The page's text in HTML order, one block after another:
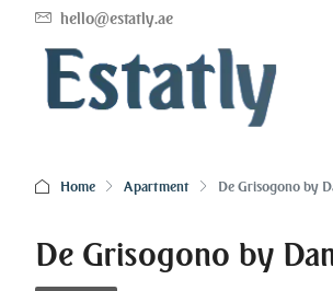
hello@estatly.ae
Home Apartment De Grisogono by
De Grisogono by